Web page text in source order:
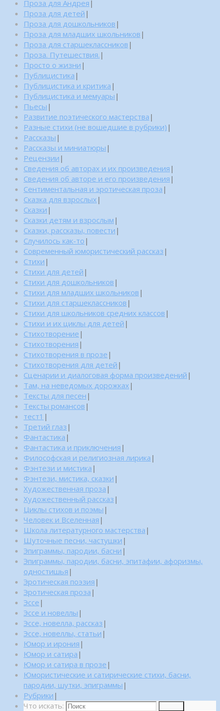
Проза для Андрея |
Проза для детей |
Проза для дошкольников |
Проза для младших школьников |
Проза для старшеклассников |
Проза. Путешествия. |
Просто о жизни |
Публицистика |
Публицистика и критика |
Публицистика и мемуары |
Пьесы |
Развитие поэтического мастерства |
Разные стихи (не вошедшие в рубрики) |
Рассказы |
Рассказы и миниатюры |
Рецензии |
Сведения об авторах и их произведения |
Сведения об авторе и его произведения |
Сентиментальная и эротическая проза |
Сказка для взрослых |
Сказки |
Сказки детям и взрослым |
Сказки, рассказы, повести |
Случилось как-то |
Современный юмористический рассказ |
Стихи |
Стихи для детей |
Стихи для дошкольников |
Стихи для младших школьников |
Стихи для старшеклассников |
Стихи для школьников средних классов |
Стихи и их циклы для детей |
Стихотворение |
Стихотворения |
Стихотворения в прозе |
Стихотворения для детей |
Сценарии и диалоговая форма произведений |
Там, на неведомых дорожках |
Тексты для песен |
Тексты романсов |
тест1 |
Третий глаз |
Фантастика |
Фантастика и приключения |
Философская и религиозная лирика |
Фэнтези и мистика |
Фэнтези, мистика, сказки |
Художественная проза |
Художественный рассказ |
Циклы стихов и поэмы |
Человек и Вселенная |
Школа литературного мастерства |
Шуточные песни, частушки |
Эпиграммы, пародии, басни |
Эпиграммы, пародии, басни, эпитафии, афоризмы,
одностишья |
Эротическая поэзия |
Эротическая проза |
Эссе |
Эссе и новеллы |
Эссе, новелла, рассказ |
Эссе, новеллы, статьи |
Юмор и ирония |
Юмор и сатира |
Юмор и сатира в прозе |
Юмористические и сатирические стихи, басни,
пародии, шутки, эпиграммы |
Рубрики |
Что искать: